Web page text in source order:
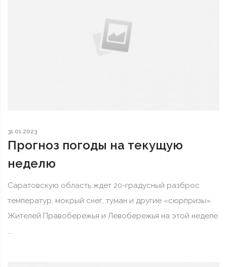
31.01.2023
Прогноз погоды на текущую
неделю
Саратовскую область ждет 20-градусный разброс
температур, мокрый снег, туман и другие «сюрпризы».
Жителей Правобережья и Левобережья на этой неделе
...